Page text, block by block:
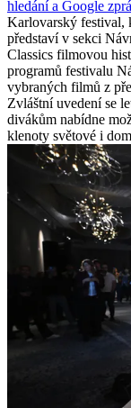
hledání a Google
Karlovarský festival,
představí v sekci
Classics filmovou
programů festivalu
vybraných filmů z
Zvláštní uvedení se
divákům nabídne
klenoty světové i